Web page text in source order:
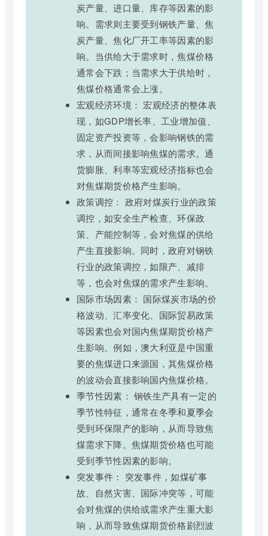
炭产量、进口量、库存等因素的影
响。需求则主要受到钢铁产量、焦
炭产量、焦化厂开工率等因素的影
响。当供给大于需求时，焦煤价格
通常会下跌；当需求大于供给时，
焦煤价格通常会上涨。
宏观经济环境： 宏观经济的整体表
现，如GDP增长率、工业增加值、
固定资产投资等，会影响钢铁的需
求，从而间接影响焦煤的需求。通
货膨胀、利率等宏观经济指标也会
对焦煤期货价格产生影响。
政策调控： 政府对煤炭行业的政策
调控，如安全生产检查、环保政
策、产能控制等，会对焦煤的供给
产生直接影响。同时，政府对钢铁
行业的政策调控，如限产、减排
等，也会对焦煤的需求产生影响。
国际市场因素： 国际煤炭市场的价
格波动、汇率变化、国际贸易政策
等因素也会对国内焦煤期货价格产
生影响。例如，澳大利亚是中国重
要的焦煤进口来源国，其焦煤价格
的波动会直接影响国内焦煤价格。
季节性因素： 钢铁生产具有一定的
季节性特征，通常在冬季和夏季会
受到环保限产的影响，从而导致焦
煤需求下降。焦煤期货价格也可能
受到季节性因素的影响。
突发事件： 突发事件，如煤矿事
故、自然灾害、国际冲突等，可能
会对焦煤的供给或需求产生重大影
响，从而导致焦煤期货价格剧烈波